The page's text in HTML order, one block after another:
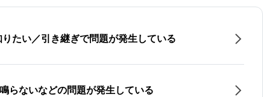
たい／引き継ぎで問題が発生している
らないなどの問題が発生している